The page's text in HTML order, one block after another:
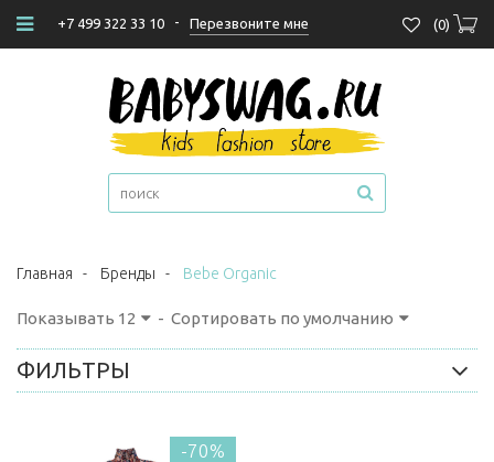
+7 499 322 33 10 - Перезвоните мне (0)
Главная - Бренды - Bebe Organic
Показывать 12 - Сортировать по умолчанию
ФИЛЬТРЫ
-70%